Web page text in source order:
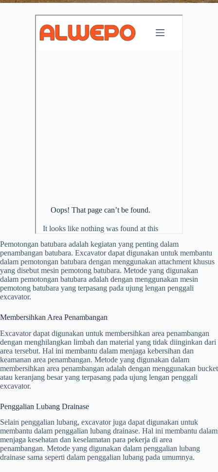
Pemotongan batubara adalah kegiatan yang penting dalam
penambangan batubara. Excavator dapat digunakan untuk membantu
dalam pemotongan batubara dengan menggunakan attachment khusus
yang disebut mesin pemotong batubara. Metode yang digunakan
dalam pemotongan batubara adalah dengan menggunakan mesin
pemotong batubara yang terpasang pada ujung lengan penggali
excavator.
Membersihkan Area Penambangan
Excavator dapat digunakan untuk membersihkan area penambangan
dengan menghilangkan limbah dan material yang tidak diinginkan dari
area tersebut. Hal ini membantu dalam menjaga kebersihan dan
keamanan area penambangan. Metode yang digunakan dalam
membersihkan area penambangan adalah dengan menggunakan bucket
atau keranjang besar yang terpasang pada ujung lengan penggali
excavator.
Penggalian Lubang Drainase
Selain penggalian lubang, excavator juga dapat digunakan untuk
membantu dalam penggalian lubang drainase. Hal ini membantu dalam
menjaga kesehatan dan keselamatan para pekerja di area
penambangan. Metode yang digunakan dalam penggalian lubang
drainase sama seperti dalam penggalian lubang pada umumnya.